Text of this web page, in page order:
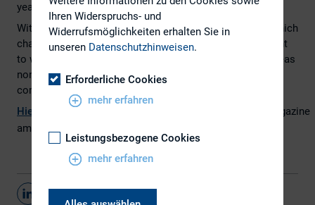
year.
With 753 responses to this question in Q1, we look at which
challenges – from finding long-term small-cap investment
to weak commodity prices and finding time for an overseas
non-deal roadshow – most affected the global IR
community in 2014.
Hier
es zu
Magazine
am 17.08.2015
Ihren Widerspruchs- und
Widerrufsmöglichkeiten erhalten Sie in
unseren Datenschutzhinweisen.
Erforderliche Cookies
mehr erfahren
Leistungsbezogene Cookies
mehr erfahren